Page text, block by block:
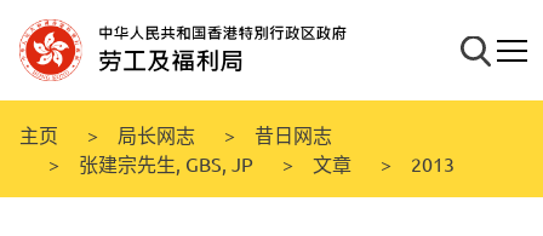
至
主
内
容
搜寻流动
主页 局长网志
昔日网志
张建宗先生, GBS, JP
文章 2013